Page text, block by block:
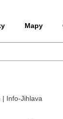
Mapy
| Info-Jihlava